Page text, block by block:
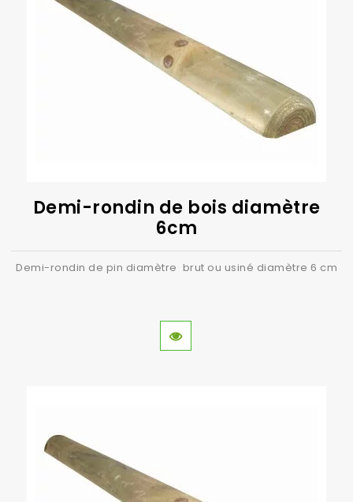
Demi-rondin de bois diamètre
6cm
Demi-rondin de pin diamètre brut ou usiné diamètre 6 cm